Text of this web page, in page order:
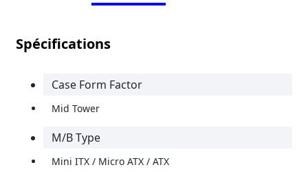
Spécifications
Case Form Factor
Mid Tower
M/B Type
Mini ITX / Micro ATX / ATX